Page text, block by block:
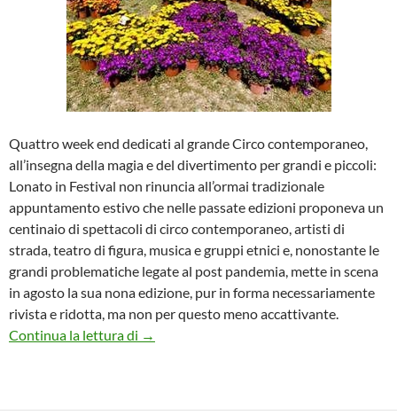
Quattro week end dedicati al grande Circo contemporaneo,
all’insegna della magia e del divertimento per grandi e piccoli:
Lonato in Festival non rinuncia all’ormai tradizionale
appuntamento estivo che nelle passate edizioni proponeva un
centinaio di spettacoli di circo contemporaneo, artisti di
strada, teatro di figura, musica e gruppi etnici e, nonostante le
grandi problematiche legate al post pandemia, mette in scena
in agosto la sua nona edizione, pur in forma necessariamente
rivista e ridotta, ma non per questo meno accattivante.
Continua la lettura di Quattro week end dedicati al grande
→